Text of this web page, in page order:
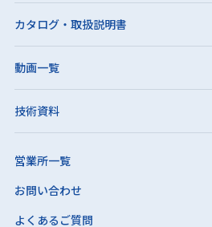
カタログ・取扱説明書
動画一覧
技術資料
営業所一覧
お問い合わせ
よくあるご質問